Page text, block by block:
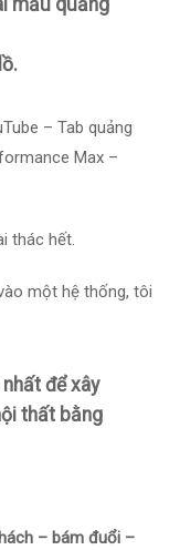
mẫu quảng
– Tab quảng
Max –
thác hết.
một hệ thống, tôi
để xây
thất bằng
– bám đuổi –